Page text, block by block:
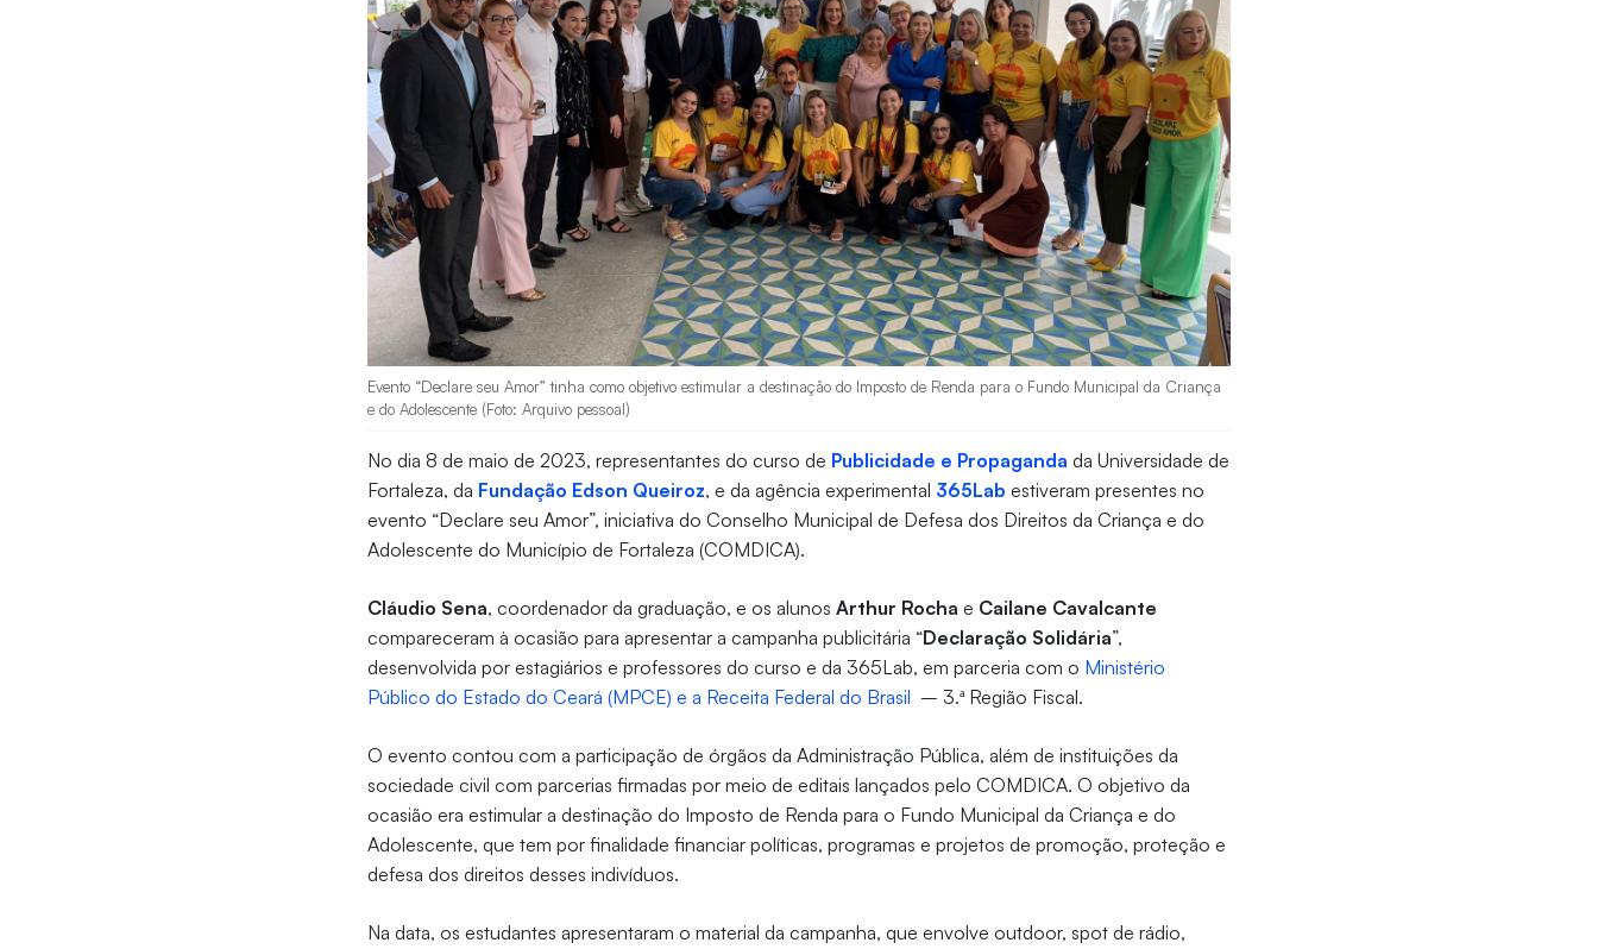
Evento “Declare seu Amor” tinha como objetivo estimular a destinação do Imposto de Renda para o Fundo Municipal da Criança
e do Adolescente (Foto: Arquivo pessoal)
No dia 8 de maio de 2023, representantes do curso de Publicidade e Propaganda da Universidade de
Fortaleza, da Fundação Edson Queiroz, e da agência experimental 365Lab estiveram presentes no
evento “Declare seu Amor”, iniciativa do Conselho Municipal de Defesa dos Direitos da Criança e do
Adolescente do Município de Fortaleza (COMDICA).
Cláudio Sena, coordenador da graduação, e os alunosArthur Rocha e Cailane Cavalcante
compareceram à ocasião para apresentar a campanha publicitária “Declaração Solidária”,
desenvolvida por estagiários e professores do curso e da 365Lab, em parceria com o Ministério
Público do Estado do Ceará (MPCE) e a Receita Federal do Brasil – 3.ª Região Fiscal.
O evento contou com a participação de órgãos da Administração Pública, além de instituições da
sociedade civil com parcerias firmadas por meio de editais lançados pelo COMDICA. O objetivo da
ocasião era estimular a destinação do Imposto de Renda para o Fundo Municipal da Criança e do
Adolescente, que tem por finalidade financiar políticas, programas e projetos de promoção, proteção e
defesa dos direitos desses indivíduos.
Na data, os estudantes apresentaram o material da campanha, que envolve outdoor, spot de rádio,